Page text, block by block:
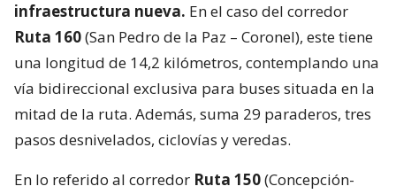
infraestructura nueva. En el caso del corredor
Ruta 160(San Pedro de la Paz – Coronel), este tiene
una longitud de 14,2 kilómetros, contemplando una
vía bidireccional exclusiva para buses situada en la
mitad de la ruta. Además, suma 29 paraderos, tres
pasos desnivelados, ciclovías y veredas.
En lo referido al corredor Ruta 150(Concepción-